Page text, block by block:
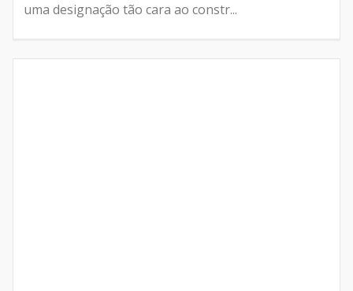
uma designação tão cara ao constr...